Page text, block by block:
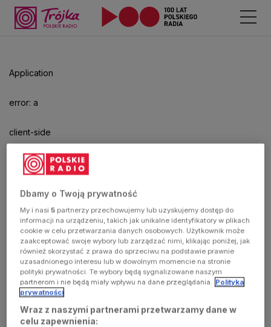
Application
error: a
client-side
exception
has
occurred
(see the
browser
console for
Dbamy o Twoją prywatność
My i nasi5 partnerzy przechowujemy lub uzyskujemy dostęp do
informacji na urządzeniu, takich jak unikalne identyfikatory w plikach
cookie w celu przetwarzania danych osobowych. Użytkownik może
zaakceptować swoje wybory lub zarządzać nimi, klikając poniżej, jak
również skorzystać z prawa do sprzeciwu na podstawie prawnie
uzasadnionego interesu lub w dowolnym momencie na stronie
polityki prywatności. Te wybory będą sygnalizowane naszym
partnerom i nie będą miały wpływu na dane przeglądania. Polityka
prywatności
Wraz z naszymi partnerami przetwarzamy dane w
celu zapewnienia: